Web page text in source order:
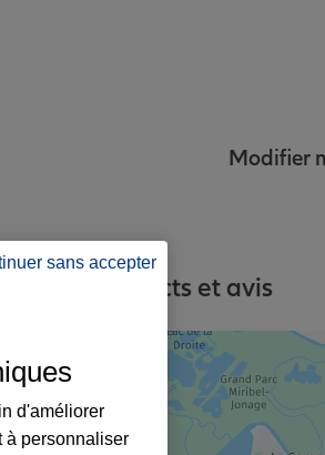
Modifier
contacts et avis
sans accepter
d'améliorer
à personnaliser